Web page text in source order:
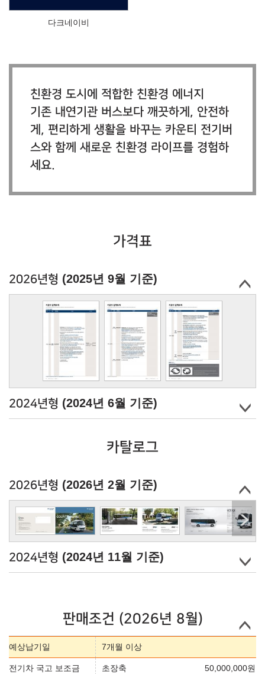
다크네이비
친환경 도시에 적합한 친환경 에너지
기존 내연기관 버스보다 깨끗하게, 안전하
게, 편리하게 생활을 바꾸는 카운티 전기버
스와 함께 새로운 친환경 라이프를 경험하
세요.
가격표
2026년형 (2025년 9월 기준)
2024년형 (2024년 6월 기준)
카탈로그
2026년형 (2026년 2월 기준)
2024년형 (2024년 11월 기준)
판매조건 (2026년 8월)
예상납기일 7개월 이상
전기차 국고 보조금 초장축 50,000,000원